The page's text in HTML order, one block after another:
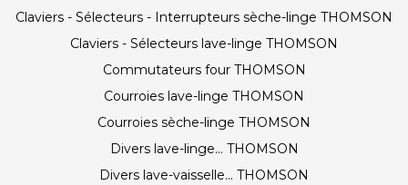
Claviers - Sélecteurs - Interrupteurs sèche-linge THOMSON
Claviers - Sélecteurs lave-linge THOMSON
Commutateurs four THOMSON
Courroies lave-linge THOMSON
Courroies sèche-linge THOMSON
Divers lave-linge... THOMSON
Divers lave-vaisselle... THOMSON